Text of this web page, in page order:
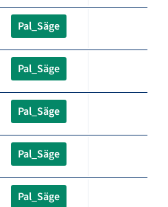
Pal_Säge
Pal_Säge
Pal_Säge
Pal_Säge
Pal_Säge